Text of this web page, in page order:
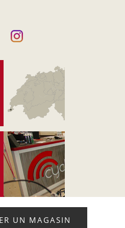
-Mentions légales
UN MAGASIN